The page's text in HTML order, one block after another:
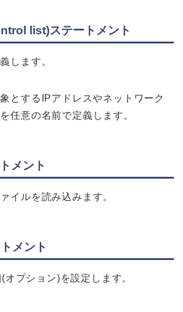
list)ステートメント
します。
とするIPアドレスやネットワーク
任意の名前で定義します。
メント
イルを読み込みます。
メント
プション)を設定します。